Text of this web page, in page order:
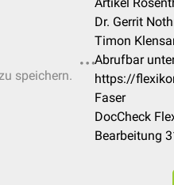
speichern.
Dr. Gerrit
Timon
Abrufbar
https://
Faser
DocCheck
Bearbeitung